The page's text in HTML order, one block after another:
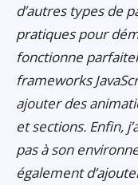
d’autres types de
pratiques pour
fonctionne
frameworks
ajouter des
et sections. Enfin,
pas à son
également